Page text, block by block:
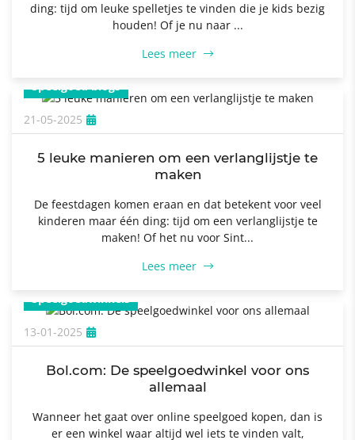
ding: tijd om leuke spelletjes te vinden die je kids bezig
houden! Of je nu naar ...
Lees meer
Speelgoed blogs
21-05-2025
5 leuke manieren om een verlanglijstje te
maken
De feestdagen komen eraan en dat betekent voor veel
kinderen maar één ding: tijd om een verlanglijstje te
maken! Of het nu voor Sint...
Lees meer
Speelgoedwinkels
13-01-2025
Bol.com: De speelgoedwinkel voor ons
allemaal
Wanneer het gaat over online speelgoed kopen, dan is
er een winkel waar altijd wel iets te vinden valt,